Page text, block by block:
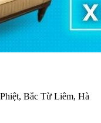
Bắc Từ Liêm, Hà